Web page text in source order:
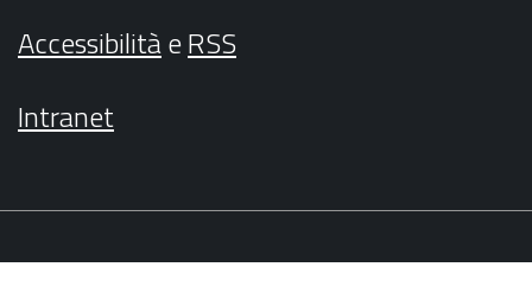
AccessibilitàeRSS
Intranet